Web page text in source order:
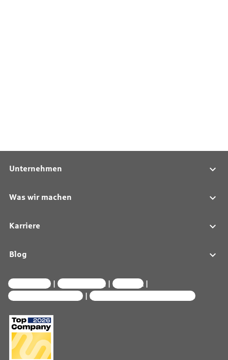
Unternehmen
Was wir machen
Karriere
Blog
Impressum Datenschutz
Kontakt
Interne Meldestelle
Privatsphäre-Einstellungen